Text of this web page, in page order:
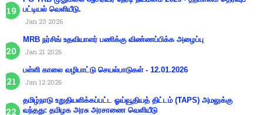
பட்டியல் வெளியீடு.
Jan 23 2026
MRB நர்சிங் உதவியாளர் பணிக்கு விண்ணப்பிக்க அழைப்பு
Jan 21 2026
பள்ளி காலை வழிபாட்டு செயல்பாடுகள் - 12.01.2026
Jan 12 2026
தமிழ்நாடு உறுதியளிக்கப்பட்ட ஓய்வூதியத் திட்டம் (TAPS) அமலுக்கு
வந்தது: தமிழக அரசு அரசாணை வெளியீடு